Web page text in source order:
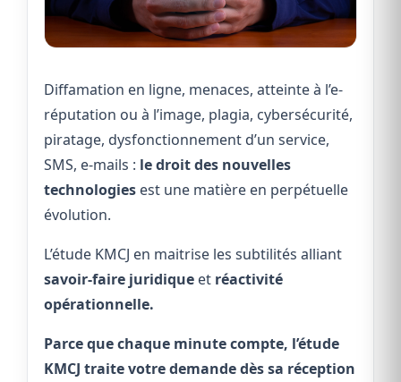
Diffamation en ligne, menaces, atteinte à l’e-
réputation ou à l’image, plagia, cybersécurité,
piratage, dysfonctionnement d’un service,
SMS, e-mails : le droit des nouvelles
technologies est une matière en perpétuelle
évolution.
L’étude KMCJ en maitrise les subtilités alliant
savoir-faire juridique et réactivité
opérationnelle.
Parce que chaque minute compte, l’étude
KMCJ traite votre demande dès sa réception